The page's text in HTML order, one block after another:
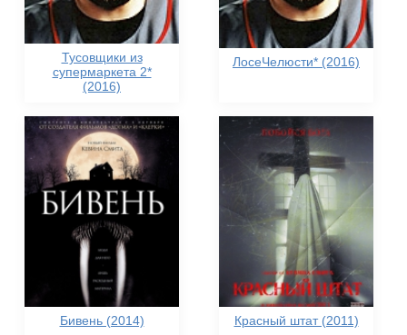
Тусовщики из
супермаркета 2*
(2016)
ЛосеЧелюсти* (2016)
Бивень (2014) Красный штат (2011)